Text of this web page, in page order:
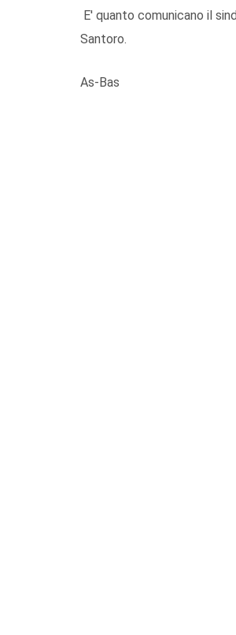
E' quanto comunicano il
Santoro.
As-Bas